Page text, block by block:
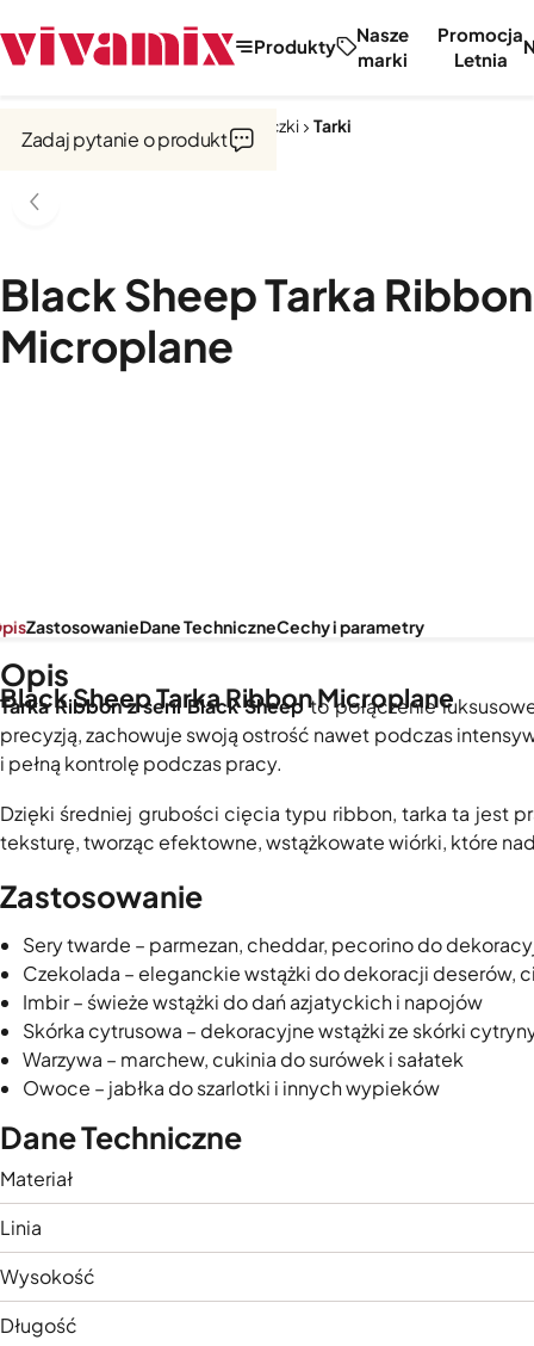
Produkty
Nasze
marki
Promocja
Letnia
Noże, tarki, obieraczki Tarki
Black Sheep Tarka Ribbon
Microplane
Zadaj pytanie o produkt
Black Sheep Tarka Ribbon Microplane
ZastosowanieDane TechniczneCechy i parametry
Opis
Tarka Ribbon z serii Black Sheepto połączenie
precyzją, zachowuje swoją ostrość nawet podczas
i pełną kontrolę podczas pracy.
Dzięki średniej grubości cięcia typu ribbon, tarka ta jest
teksturę, tworząc efektowne, wstążkowate wiórki, które
Zastosowanie
Sery twarde – parmezan, cheddar, pecorino do
Czekolada – eleganckie wstążki do dekoracji deserów,
Imbir – świeże wstążki do dań azjatyckich i napojów
Skórka cytrusowa – dekoracyjne wstążki ze skórki
Warzywa – marchew, cukinia do surówek i sałatek
Owoce – jabłka do szarlotki i innych wypieków
Dane Techniczne
Materiał
Linia
Wysokość
Długość